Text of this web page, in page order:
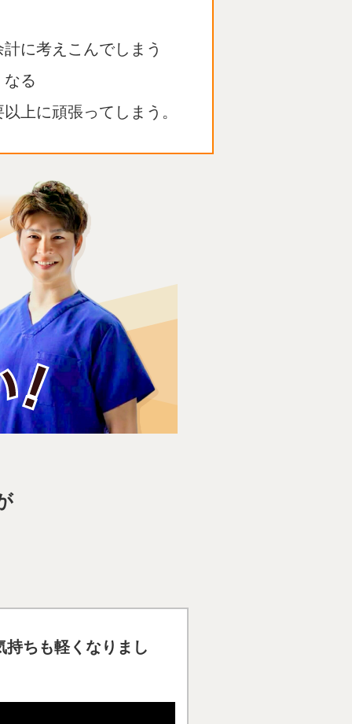
に考えこんでしまう
る
上に頑張ってしまう。
ちも軽くなりまし